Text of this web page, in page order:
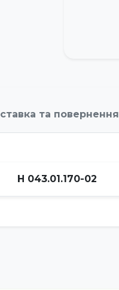
та повернення
Н 043.01.170-02